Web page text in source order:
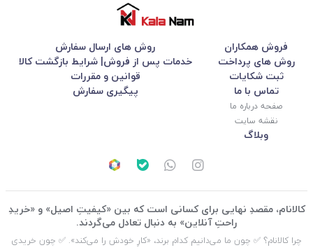
فروش همکاران
روش های ارسال سفارش
روش های پرداخت
خدمات پس از فروش| شرایط بازگشت کالا
ثبت شکایات
قوانین و مقررات
تماس با ما
صفحه درباره ما
نقشه سایت
پیگیری سفارش
وبلاگ
کالانام، مقصدِ نهایی برای کسانی است که بین «کیفیتِ اصیل» و «خریدِ
راحتِ آنلاین» به دنبال تعادل می‌گردند.
چرا کالانام؟ ✅ چون ما می‌دانیم کدام برند، «کارِ خودش را می‌کند». ✅ چون خریدی